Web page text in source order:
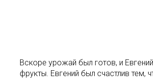
Вскоре урожай был готов, и
фрукты. Евгений был счастлив тем,